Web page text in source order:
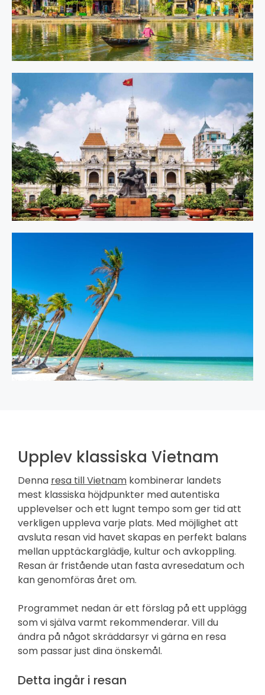
Upplev klassiska Vietnam
Denna resa till Vietnam kombinerar landets
mest klassiska höjdpunkter med autentiska
upplevelser och ett lugnt tempo som ger tid att
verkligen uppleva varje plats. Med möjlighet att
avsluta resan vid havet skapas en perfekt balans
mellan upptäckarglädje, kultur och avkoppling.
Resan är fristående utan fasta avresedatum och
kan genomföras året om.
Programmet nedan är ett förslag på ett upplägg
som vi själva varmt rekommenderar. Vill du
ändra på något skräddarsyr vi gärna en resa
som passar just dina önskemål.
Detta ingår i resan